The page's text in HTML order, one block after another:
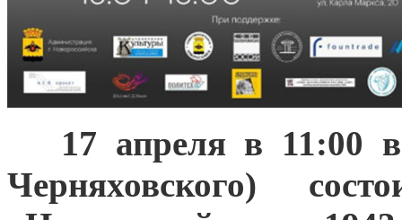
17 апреля в 11:00
Черняховского)